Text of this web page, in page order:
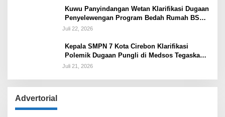
Kuwu Panyindangan Wetan Klarifikasi Dugaan
Penyelewengan Program Bedah Rumah BSPS
Tegaskan Penyaluran Sesuai Prosedur
Juli 22, 2026
Kepala SMPN 7 Kota Cirebon Klarifikasi
Polemik Dugaan Pungli di Medsos Tegaskan
Belum Ada Penetapan dan Semua Diputuskan
Juli 21, 2026
Advertorial